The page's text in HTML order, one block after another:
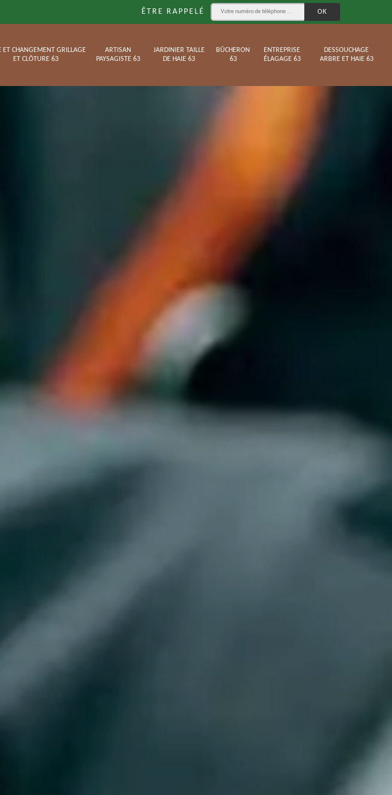
ÊTRE RAPPELÉ
ET CHANGEMENT GRILLAGE
ET CLÔTURE 63
ARTISAN
PAYSAGISTE 63
JARDINIER TAILLE
DE HAIE 63
BÛCHERON
63
ENTREPRISE
ÉLAGAGE 63
DESSOUCHAGE
ARBRE ET HAIE 63